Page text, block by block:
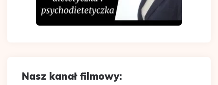
Nasz kanał filmowy: